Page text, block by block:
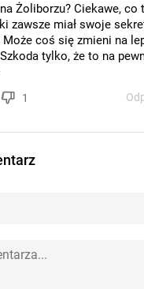
Żoliborzu? Ciekawe, co
zawsze miał swoje
Może coś się zmieni na
tylko, że to na
1